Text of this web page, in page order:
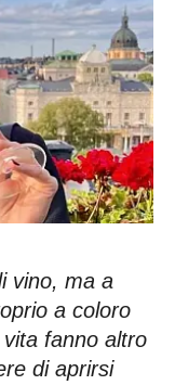
vino, ma a
a coloro
fanno altro
di aprirsi